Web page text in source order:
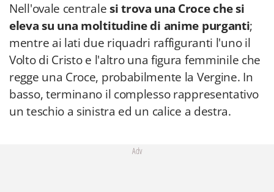
Nell'ovale centralesi trova una Croce che si
eleva su una moltitudine di anime purganti;
mentre ai lati due riquadri raffiguranti l'uno il
Volto di Cristo e l'altro una figura femminile che
regge una Croce, probabilmente la Vergine. In
basso, terminano il complesso rappresentativo
un teschio a sinistra ed un calice a destra.
Adv